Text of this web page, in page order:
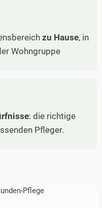
zu Hause, in
Wohngruppe
: die richtige
Pfleger.
Pflege